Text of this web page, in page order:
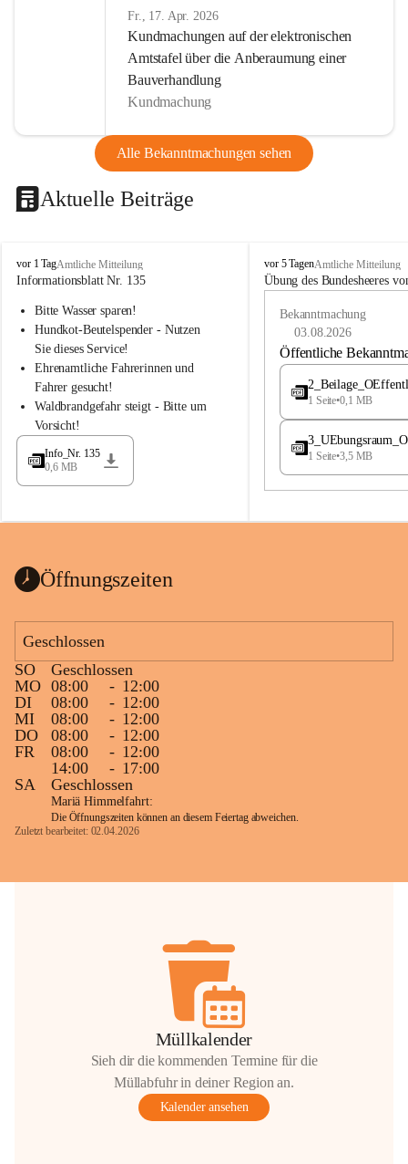
Fr., 17. Apr. 2026
Kundmachungen auf der elektronischen
Amtstafel über die Anberaumung einer
Bauverhandlung
Kundmachung
Alle Bekanntmachungen sehen
Aktuelle Beiträge
B
u
h
a
d
l
a
vor 1 TagAmtliche Mitteilung
Informationsblatt Nr. 135
Bitte Wasser sparen!
Hundkot-Beutelspender - Nutzen
Sie dieses Service!
Ehrenamtliche Fahrerinnen und
Fahrer gesucht!
Waldbrandgefahr steigt - Bitte um
Vorsicht!
Info_Nr. 135
0,6 MB
B
u
e
a
vor 5 TagenAmtliche Mitteilung
Übung des Bundesheeres
Bekanntmachung
03.08.2026
Öffentliche
1 Seite•0,1 MB
1 Seite•3,5 MB
Öffnungszeiten
Geschlossen
SO
Geschlossen
MO 08:00 - 12:00
DI
08:00 - 12:00
MI
08:00 - 12:00
DO
08:00 - 12:00
FR
08:00 - 12:00
14:00
- 17:00
SA
Geschlossen
Mariä Himmelfahrt:
Die Öffnungszeiten können an diesem Feiertag abweichen.
Zuletzt bearbeitet: 02.04.2026
Müllkalender
Sieh dir die kommenden Termine für die
Müllabfuhr in deiner Region an.
Kalender ansehen